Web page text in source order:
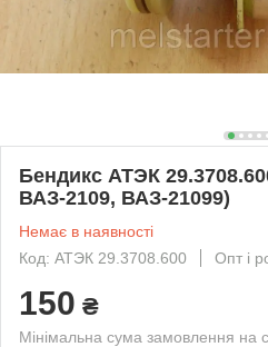
Бендикс АТЭК
ВАЗ-2109, ВАЗ-21099)
Немає в наявності
Код: АТЭК 29.3708.600
Опт і
150 ₴
Мінімальна сума замовлення на